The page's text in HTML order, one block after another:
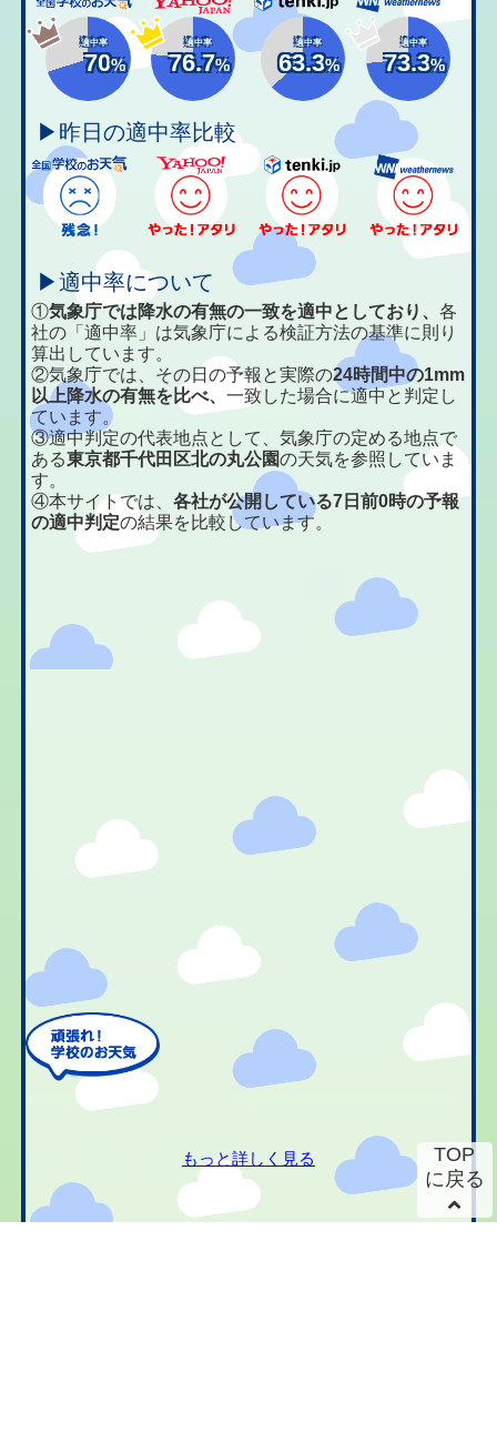
適中率
70%
適中率
76.7%
適中率
63.3%
適中率
73.3%
▶昨日の適中率比較
▶適中率について
①気象庁では降水の有無の一致を適中としており、各
社の「適中率」は気象庁による検証方法の基準に則り
算出しています。
②気象庁では、その日の予報と実際の24時間中の1mm
以上降水の有無を比べ、一致した場合に適中と判定し
ています。
③適中判定の代表地点として、気象庁の定める地点で
ある東京都千代田区北の丸公園の天気を参照していま
す。
④本サイトでは、各社が公開している7日前0時の予報
の適中判定の結果を比較しています。
もっと詳しく見る
TOP
に戻る